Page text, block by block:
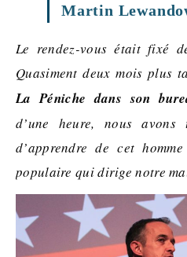
Martin
Le rendez-vous était fixé depuis le 21 juillet 2017.
Quasiment deux mois plus
La Péniche dans son
d’une heure, nous
d’apprendre de cet
populaire qui dirige notre